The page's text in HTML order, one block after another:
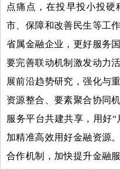
点痛点，在投早投小投硬
市、保障和改善民生等工
省属金融企业，更好服务
要完善联动机制激发动力
展前沿趋势研究，强化与
资源整合、要素聚合协同
服务平台共建共享，用好
加精准高效用好金融资源
合作机制，加快提升金融